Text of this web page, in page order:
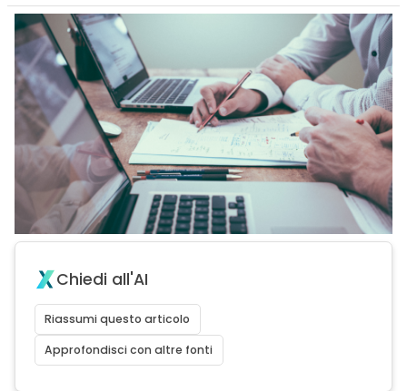
Chiedi all'AI
Riassumi questo articolo
Approfondisci con altre fonti